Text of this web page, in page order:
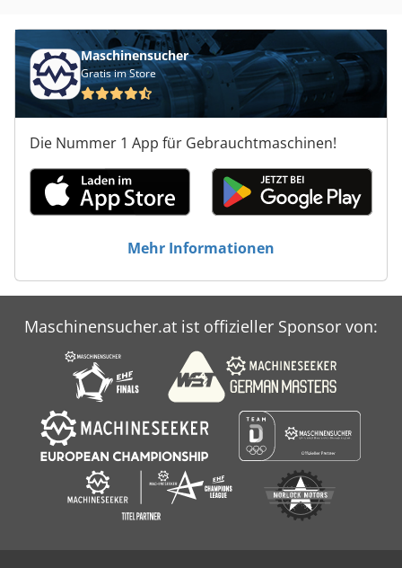
Maschinensucher
Gratis im Store
Die Nummer 1 App für Gebrauchtmaschinen!
Mehr Informationen
Maschinensucher.at ist offizieller Sponsor von: